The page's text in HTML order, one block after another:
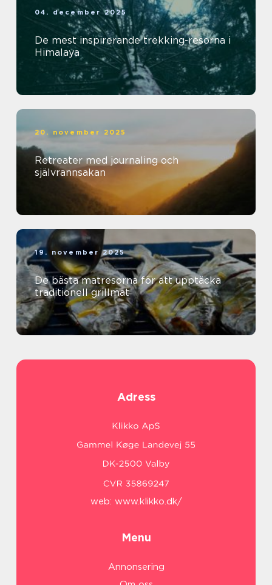
04. december 2025
De mest inspirerande trekking-resorna i
Himalaya
20. november 2025
Retreater med journaling och
självrannsakan
19. november 2025
De bästa matresorna för att upptäcka
traditionell grillmat
Adress
web: www.klikko.dk/
Menu
Annonsering